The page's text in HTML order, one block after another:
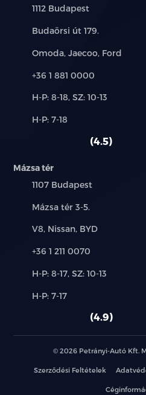
Település:
1112 Budapest
Cím:
Budaörsi út 179.
Márkák:
Omoda, Jaecoo, Ford
Telefon:
+36 1 881 0000
Új-
használt
H-P: 8-18, SZ: 10-13
Alkatrész,
H-P: 7-18
4.5
Mázsa tér
Település:
1107 Budapest
Cím:
Mázsa tér 3-5.
Márkák:
V8, Nissan, BYD
Telefon:
+36 1 211 0070
Új-
használt
H-P: 8-17, SZ: 10-13
Alkatrész,
H-P: 7-17
4.9
© 2026 Petrányi-Autó Kft.
Szerződési Feltételek